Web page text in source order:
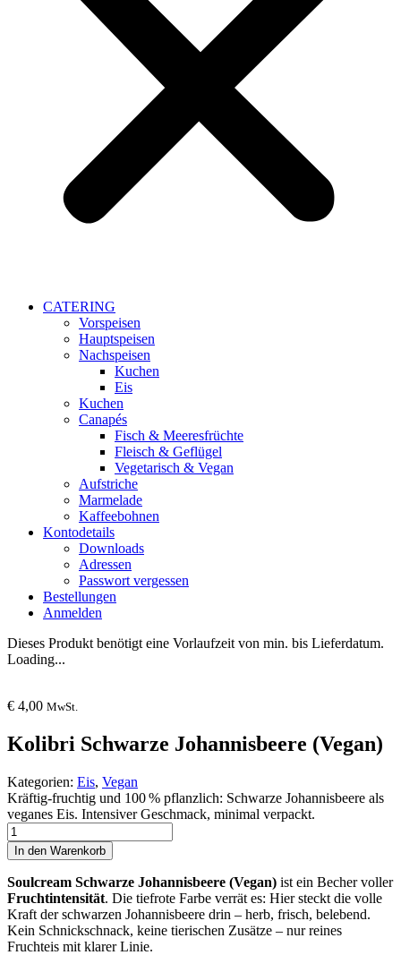
CATERING
Vorspeisen
Hauptspeisen
Nachspeisen
Kuchen
Eis
Kuchen
Canapés
Fisch & Meeresfrüchte
Fleisch & Geflügel
Vegetarisch & Vegan
Aufstriche
Marmelade
Kaffeebohnen
Kontodetails
Downloads
Adressen
Passwort vergessen
Bestellungen
Anmelden
Dieses Produkt benötigt eine Vorlaufzeit von min. bis Lieferdatum.
Loading...
€ 4,00 MwSt.
Kolibri Schwarze Johannisbeere (Vegan)
Kategorien: Eis, Vegan
Kräftig-fruchtig und 100 % pflanzlich: Schwarze Johannisbeere als
veganes Eis. Intensiver Geschmack, minimal verpackt.
Kolibri
Schwarze
Johannisbeere
(Vegan)
Menge
In den Warenkorb
Soulcream Schwarze Johannisbeere (Vegan) ist ein Becher voller
Fruchtintensität. Die tiefrote Farbe verrät es: Hier steckt die volle
Kraft der schwarzen Johannisbeere drin – herb, frisch, belebend.
Kein Schnickschnack, keine tierischen Zusätze – nur reines
Fruchteis mit klarer Linie.